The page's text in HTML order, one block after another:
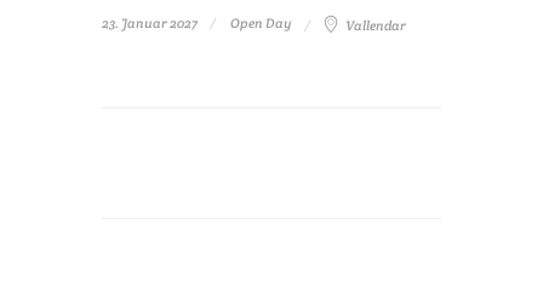
23. Januar 2027 Open Day Vallendar